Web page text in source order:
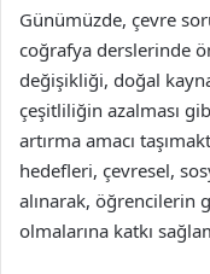
Günümüzde, çevre
coğrafya derslerinde
değişikliği, doğal
çeşitliliğin azalması
artırma amacı
hedefleri, çevresel,
alınarak, öğrencilerin
olmalarına katkı